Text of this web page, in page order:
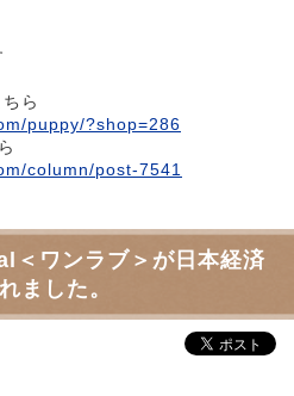
ら
puppy/?shop=286
column/post-7541
ワンラブ＞が日本経済
ました。